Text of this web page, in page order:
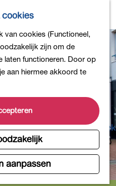
van cookies (Functioneel,
zijn om de
laten functioneren. Door op
aan hiermee akkoord te
aanpassen
en Bloemen
eten
- Inschrijven
natuur in
en meer
uit de Bollenstreek
en actief